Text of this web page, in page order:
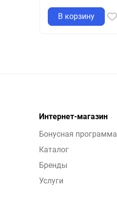
В корзину
Интернет-магазин
Бонусная программа
Каталог
Бренды
Услуги